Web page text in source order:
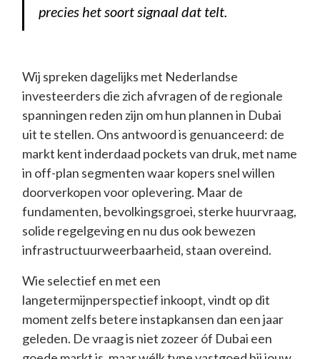
precies het soort signaal dat telt.
Wij spreken dagelijks met Nederlandse
investeerders die zich afvragen of de regionale
spanningen reden zijn om hun plannen in Dubai
uit te stellen. Ons antwoord is genuanceerd: de
markt kent inderdaad pockets van druk, met name
in off-plan segmenten waar kopers snel willen
doorverkopen voor oplevering. Maar de
fundamenten, bevolkingsgroei, sterke huurvraag,
solide regelgeving en nu dus ook bewezen
infrastructuurweerbaarheid, staan overeind.
Wie selectief en met een
langetermijnperspectief inkoopt, vindt op dit
moment zelfs betere instapkansen dan een jaar
geleden. De vraag is niet zozeer óf Dubai een